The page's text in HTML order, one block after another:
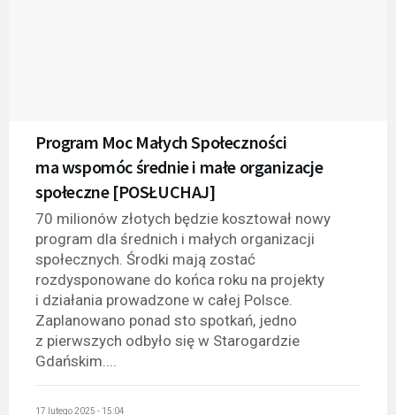
Program Moc Małych Społeczności
ma wspomóc średnie i małe organizacje
społeczne [POSŁUCHAJ]
70 milionów złotych będzie kosztował nowy
program dla średnich i małych organizacji
społecznych. Środki mają zostać
rozdysponowane do końca roku na projekty
i działania prowadzone w całej Polsce.
Zaplanowano ponad sto spotkań, jedno
z pierwszych odbyło się w Starogardzie
Gdańskim....
17 lutego 2025 - 15:04